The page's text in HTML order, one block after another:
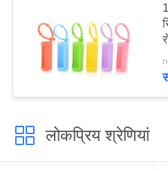
PRIVACY
POLICY
लोकप्रिय श्रेणियां